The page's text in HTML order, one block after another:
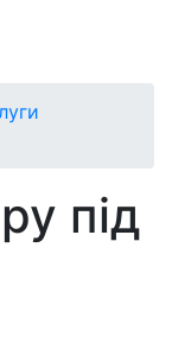
під